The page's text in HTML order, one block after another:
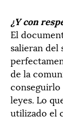
¿Y con
El
salieran del
de la
conseguirlo
leyes. Lo
utilizado el